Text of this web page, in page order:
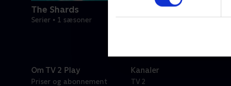
The Shards
Serier • 1 sæsoner
Om TV 2 Play
Priser og abonnement
Kanaler
TV 2